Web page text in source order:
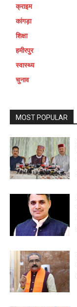
क्राइम
कांगड़ा
शिक्षा
हमीरपुर
स्वास्थ्य
चुनाव
MOST POPULAR